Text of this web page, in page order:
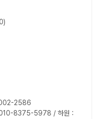
2586
010-8375-5978 / 하원 :